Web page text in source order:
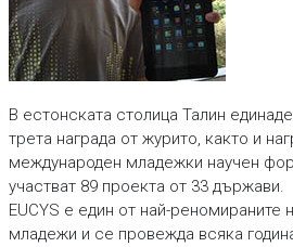
В естонската столица Талин
трета награда от журито, както и
международен младежки научен
участват 89 проекта от 33 държави.
EUCYS е един от най-реномираните
младежи и се провежда всяка